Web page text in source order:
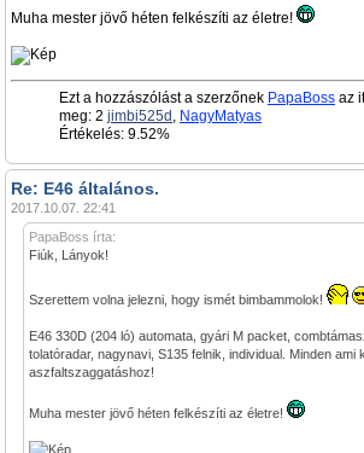
Muha mester jövő héten felkészíti az életre!
Ezt a hozzászólást a szerzőnek PapaBoss az
meg: 2 jimbi525d , NagyMatyas
Értékelés: 9.52%
Re: E46 általános.
2017.10.07. 22:41
PapaBoss írta:
Fiúk, Lányok!
Szerettem volna jelezni, hogy ismét bimbammolok!
E46 330D (204 ló) automata, gyári M packet,
tolatóradar, nagynavi, S135 felnik, individual. Minden ami
aszfaltszaggatáshoz!
Muha mester jövő héten felkészíti az életre!